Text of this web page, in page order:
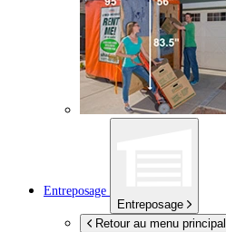
Entreposage
Entreposage
Retour au menu principal